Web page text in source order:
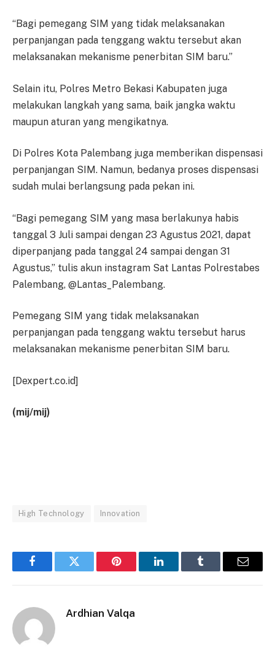
“Bagi pemegang SIM yang tidak melaksanakan
perpanjangan pada tenggang waktu tersebut akan
melaksanakan mekanisme penerbitan SIM baru.”
Selain itu, Polres Metro Bekasi Kabupaten juga
melakukan langkah yang sama, baik jangka waktu
maupun aturan yang mengikatnya.
Di Polres Kota Palembang juga memberikan dispensasi
perpanjangan SIM. Namun, bedanya proses dispensasi
sudah mulai berlangsung pada pekan ini.
“Bagi pemegang SIM yang masa berlakunya habis
tanggal 3 Juli sampai dengan 23 Agustus 2021, dapat
diperpanjang pada tanggal 24 sampai dengan 31
Agustus,” tulis akun instagram Sat Lantas Polrestabes
Palembang, @Lantas_Palembang.
Pemegang SIM yang tidak melaksanakan
perpanjangan pada tenggang waktu tersebut harus
melaksanakan mekanisme penerbitan SIM baru.
[Dexpert.co.id]
(mij/mij)
High Technology Innovation
FacebookTwitter Pinterest LinkedInTumblr Email
Ardhian Valqa